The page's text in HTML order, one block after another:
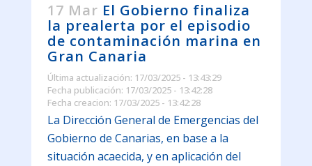
17 Mar El Gobierno finaliza
la prealerta por el episodio
de contaminación marina en
Gran Canaria
Última actualización: 17/03/2025 - 13:43:29
Fecha publicación: 17/03/2025 - 13:42:28
Fecha creacion: 17/03/2025 - 13:42:28
La Dirección General de Emergencias del
Gobierno de Canarias, en base a la
situación acaecida, y en aplicación del